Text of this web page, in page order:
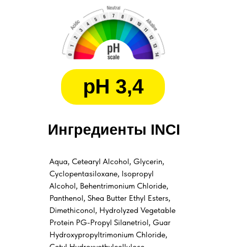
pH 3,4
Aqua, Cetearyl Alcohol, Glycerin,
Cyclopentasiloxane, Isopropyl
Alcohol, Behentrimonium Сhloride,
Panthenol, Shea Butter Ethyl Esters,
Dimethiconol, Hydrolyzed Vegetable
Protein PG-Propyl Silanetriol, Guar
Hydroxypropyltrimonium Chloride,
Ингредиенты INCI